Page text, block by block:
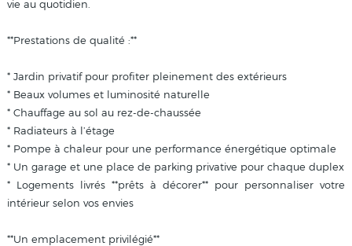
vie au quotidien.
**Prestations de qualité :**
* Jardin privatif pour profiter pleinement des extérieurs
* Beaux volumes et luminosité naturelle
* Chauffage au sol au rez-de-chaussée
* Radiateurs à l’étage
* Pompe à chaleur pour une performance énergétique optimale
* Un garage et une place de parking privative pour chaque duplex
* Logements livrés **prêts à décorer** pour personnaliser votre
intérieur selon vos envies
**Un emplacement privilégié**